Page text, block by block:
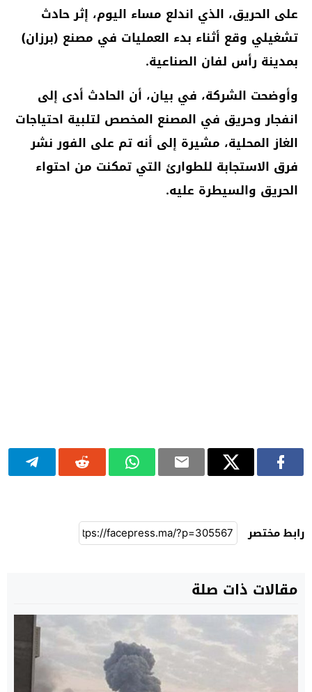
على الحريق، الذي اندلع مساء اليوم، إثر حادث
تشغيلي وقع أثناء بدء العمليات في مصنع (برزان)
بمدينة رأس لفان الصناعية.
وأوضحت الشركة، في بيان، أن الحادث أدى إلى
انفجار وحريق في المصنع المخصص لتلبية احتياجات
الغاز المحلية، مشيرة إلى أنه تم على الفور نشر
فرق الاستجابة للطوارئ التي تمكنت من احتواء
الحريق والسيطرة عليه.
رابط مختصر
مقالات ذات صلة